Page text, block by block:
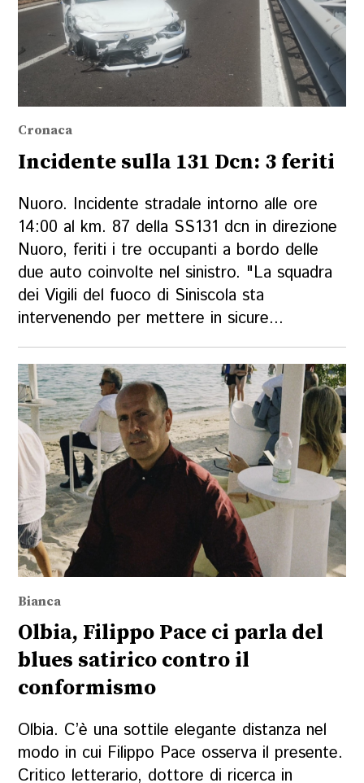
Cronaca
Incidente sulla 131 Dcn: 3 feriti
Nuoro. Incidente stradale intorno alle ore
14:00 al km. 87 della SS131 dcn in direzione
Nuoro, feriti i tre occupanti a bordo delle
due auto coinvolte nel sinistro. "La squadra
dei Vigili del fuoco di Siniscola sta
intervenendo per mettere in sicure...
Bianca
Olbia, Filippo Pace ci parla del
blues satirico contro il
conformismo
Olbia. C’è una sottile elegante distanza nel
modo in cui Filippo Pace osserva il presente.
Critico letterario, dottore di ricerca in